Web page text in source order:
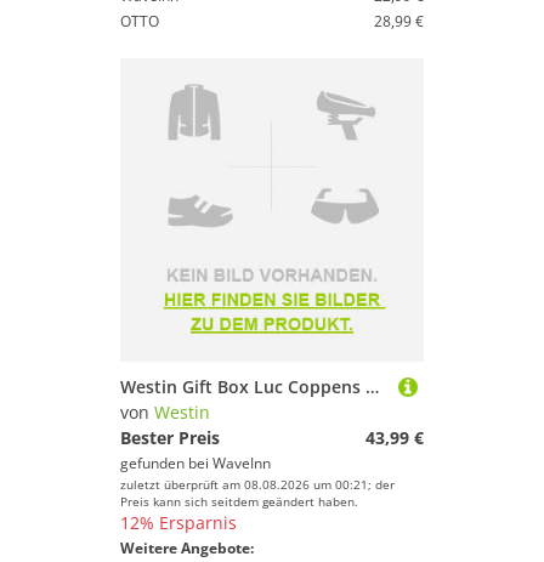
OTTO
28,99 €
Westin Gift Box Luc Coppens Mix Soft Lure Golden
von Westin
Bester Preis
43,99 €
gefunden bei WaveInn
zuletzt überprüft am 08.08.2026 um 00:21; der
Preis kann sich seitdem geändert haben.
12% Ersparnis
Weitere Angebote: